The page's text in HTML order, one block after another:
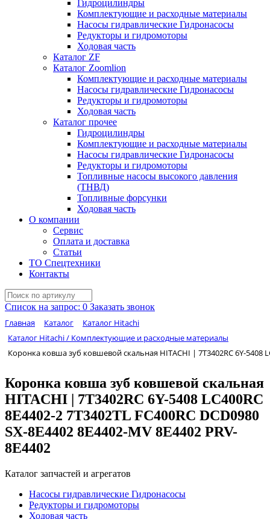
Гидроцилиндры
Комплектующие и расходные материалы
Насосы гидравлические Гидронасосы
Редукторы и гидромоторы
Ходовая часть
Каталог ZF
Каталог Zoomlion
Комплектующие и расходные материалы
Насосы гидравлические Гидронасосы
Редукторы и гидромоторы
Ходовая часть
Каталог прочее
Гидроцилиндры
Комплектующие и расходные материалы
Насосы гидравлические Гидронасосы
Редукторы и гидромоторы
Топливные насосы высокого давления
(ТНВД)
Топливные форсунки
Ходовая часть
О компании
Сервис
Оплата и доставка
Статьи
ТО Спецтехники
Контакты
Список на запрос: 0 Заказать звонок
Главная Каталог
Каталог Hitachi
Каталог Hitachi / Комплектующие и расходные материалы
Коронка ковша зуб ковшевой скальная HITACHI | 7T3402RC 6Y-5408
Коронка ковша зуб ковшевой скальная
HITACHI | 7T3402RC 6Y-5408 LC400RC
8E4402-2 7T3402TL FC400RC DCD0980
SX-8E4402 8E4402-MV 8E4402 PRV-
8E4402
Каталог запчастей и агрегатов
Насосы гидравлические Гидронасосы
Редукторы и гидромоторы
Ходовая часть